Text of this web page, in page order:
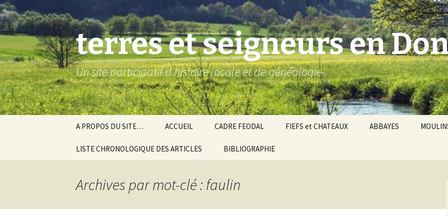
Aller
au
contenu
terres et seigneurs en
Un site participatif d'histoire locale et de généalogie
A PROPOS DU SITE… ACCUEIL CADRE FEODAL
Baronnie de Donzy
FIEFS et CHATEAUX ABBAYES
LISTE CHRONOLOGIQUE DES ARTICLES BIBLIOGRAPHIE
Archives par mot-clé : faulin